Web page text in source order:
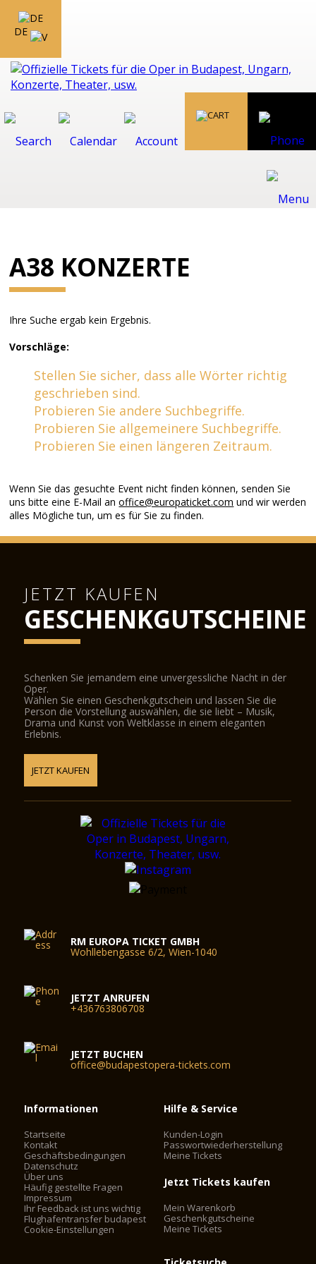
DE
A38 KONZERTE
Ihre Suche ergab kein Ergebnis.
Vorschläge:
Stellen Sie sicher, dass alle Wörter richtig
geschrieben sind.
Probieren Sie andere Suchbegriffe.
Probieren Sie allgemeinere Suchbegriffe.
Probieren Sie einen längeren Zeitraum.
Wenn Sie das gesuchte Event nicht finden können, senden Sie
uns bitte eine E-Mail anoffice@europaticket.com und wir werden
alles Mögliche tun, um es für Sie zu finden.
JETZT KAUFEN
GESCHENKGUTSCHEINE
Schenken Sie jemandem eine unvergessliche Nacht in der
Oper.
Wählen Sie einen Geschenkgutschein und lassen Sie die
Person die Vorstellung auswählen, die sie liebt – Musik,
Drama und Kunst von Weltklasse in einem eleganten
Erlebnis.
JETZT KAUFEN
RM EUROPA TICKET GMBH
Wohllebengasse 6/2, Wien-1040
JETZT ANRUFEN
+436763806708
JETZT BUCHEN
office@budapestopera-tickets.com
Informationen
Startseite
Kontakt
Geschäftsbedingungen
Datenschutz
Über uns
Häufig gestellte Fragen
Impressum
Ihr Feedback ist uns wichtig
Flughafentransfer budapest
Cookie-Einstellungen
Hilfe & Service
Kunden-Login
Passwortwiederherstellung
Meine Tickets
Jetzt Tickets kaufen
Mein Warenkorb
Geschenkgutscheine
Meine Tickets